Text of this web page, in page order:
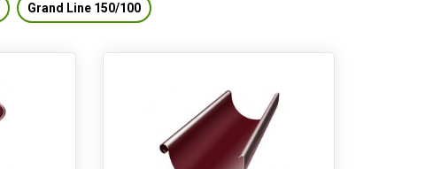
Grand Line 150/100